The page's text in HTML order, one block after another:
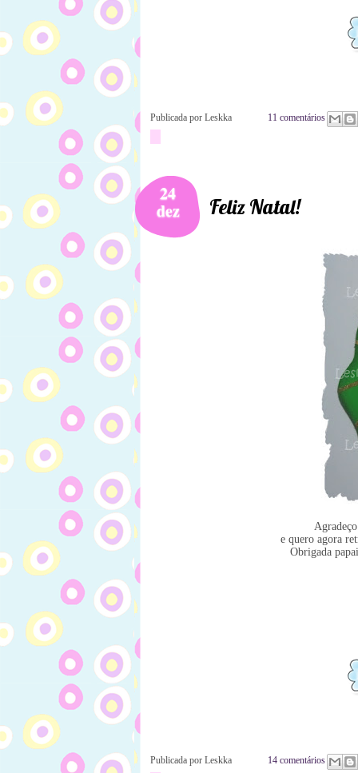
Publicada por Leskka 11 comentários
24
dez Feliz Natal!
e quero agora
Obrigada
Publicada por Leskka 14 comentários